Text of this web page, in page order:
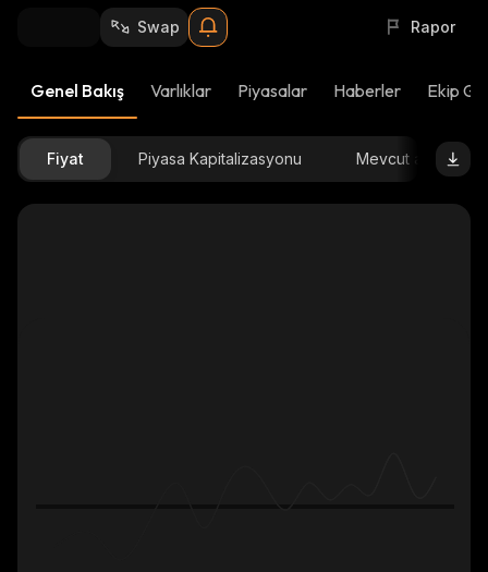
Swap Rapor
Genel Bakış Varlıklar Piyasalar Haberler Ekip
Fiyat Piyasa Kapitalizasyonu Mevcut arz